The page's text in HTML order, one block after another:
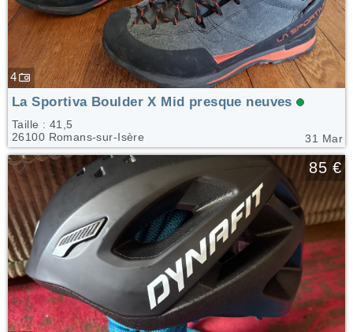
4
31 Mar
La Sportiva Boulder X Mid presque neuves
Taille : 41,5
26100 Romans-sur-Isère
🤍 85 €